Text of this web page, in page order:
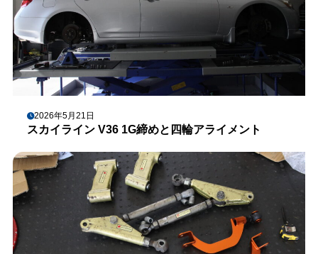
2026年5月21日
スカイライン V36 1G締めと四輪アライメント